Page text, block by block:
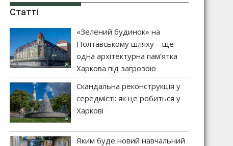
Статті
«Зелений будинок» на
Полтавському шляху – ще
одна архітектурна пам’ятка
Харкова під загрозою
Скандальна реконструкція у
середмісті: як це робиться у
Харкові
Яким буде новий навчальний